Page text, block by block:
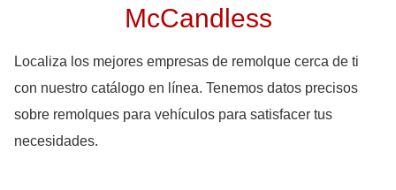
McCandless
Localiza los mejores empresas de remolque cerca de ti
con nuestro catálogo en línea. Tenemos datos precisos
sobre remolques para vehículos para satisfacer tus
necesidades.